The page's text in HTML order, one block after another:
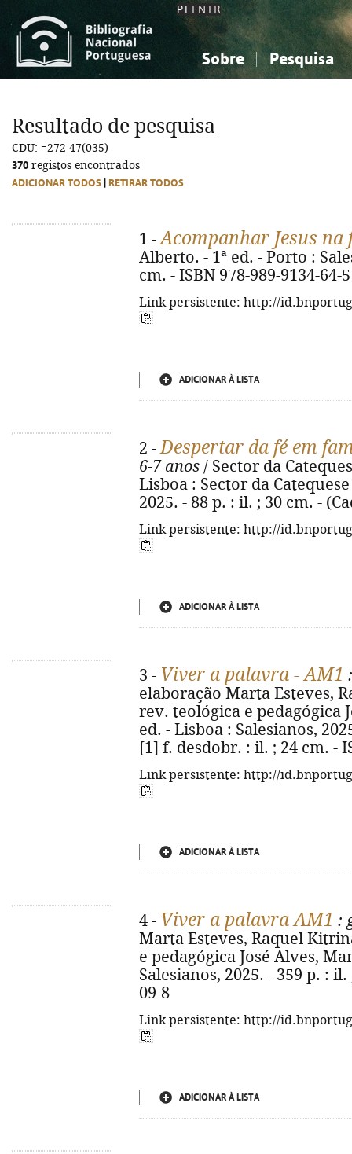
PT EN FR
Sobre Pesquisa
Ciências sociais...
Ciências sociais...
Resultado de pesquisa
CDU: =272-47(035)
370 registos encontrados
ADICIONAR TODOS RETIRAR TODOS
1 -Acompanhar Jesus na
Alberto. - 1ª ed. - Porto :
cm. - ISBN 978-989-9134-64-5
Link persistente: http://
ADICIONAR À LISTA
2 -Despertar da fé em
6-7 anos / Sector da
Lisboa : Sector da
2025. - 88 p. : il. ; 30 cm. -
Link persistente: http://
ADICIONAR À LISTA
3 - Viver a palavra - AM1
elaboração Marta Esteves,
rev. teológica e pedagógica
ed. - Lisboa : Salesianos,
[1] f. desdobr. : il. ; 24 cm. -
Link persistente: http://
ADICIONAR À LISTA
4 - Viver a palavra AM1 :
Marta Esteves, Raquel
e pedagógica José Alves,
Salesianos, 2025. - 359 p. :
09-8
Link persistente: http://
ADICIONAR À LISTA